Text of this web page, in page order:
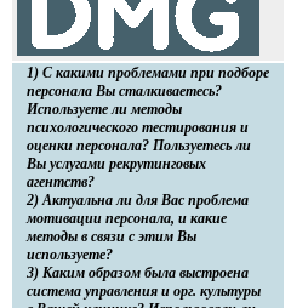
1) С какими проблемами при подборе
персонала Вы сталкиваетесь?
Используете ли методы
психологического тестирования и
оценки персонала? Пользуетесь ли
Вы услугами рекрутинговых
агентств?
2) Актуальна ли для Вас проблема
мотивации персонала, и какие
методы в связи с этим Вы
используете?
3) Каким образом была выстроена
система управления и орг. культуры